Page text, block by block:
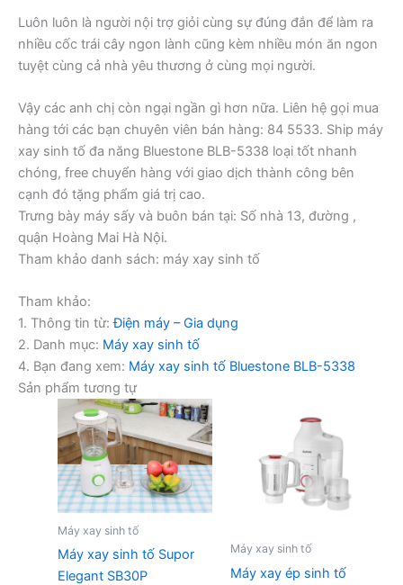
Luôn luôn là người nội trợ giỏi cùng sự đúng đắn để làm ra
nhiều cốc trái cây ngon lành cũng kèm nhiều món ăn ngon
tuyệt cùng cả nhà yêu thương ở cùng mọi người.
Vậy các anh chị còn ngại ngần gì hơn nữa. Liên hệ gọi mua
hàng tới các bạn chuyên viên bán hàng: 84 5533. Ship máy
xay sinh tố đa năng Bluestone BLB-5338 loại tốt nhanh
chóng, free chuyển hàng với giao dịch thành công bên
cạnh đó tặng phẩm giá trị cao.
Trưng bày máy sấy và buôn bán tại: Số nhà 13, đường ,
quận Hoàng Mai Hà Nội.
Tham khảo danh sách: máy xay sinh tố
Tham khảo:
1. Thông tin từ:Điện máy – Gia dụng
2. Danh mục: Máy xay sinh tố
4. Bạn đang xem: Máy xay sinh tố Bluestone BLB-5338
Sản phẩm tương tự
Máy xay sinh tố
Máy xay sinh tố Supor
Elegant SB30P
Máy xay sinh tố
Máy xay ép sinh tố